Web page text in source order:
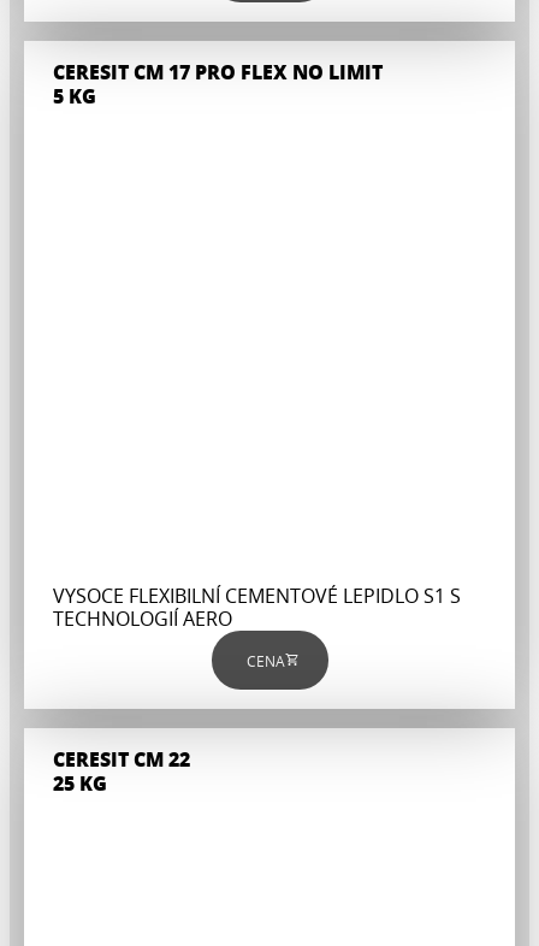
CERESIT CM 17 PRO FLEX NO LIMIT
5 KG
VYSOCE FLEXIBILNÍ CEMENTOVÉ LEPIDLO S1 S
TECHNOLOGIÍ AERO
CENA
CERESIT CM 22
25 KG